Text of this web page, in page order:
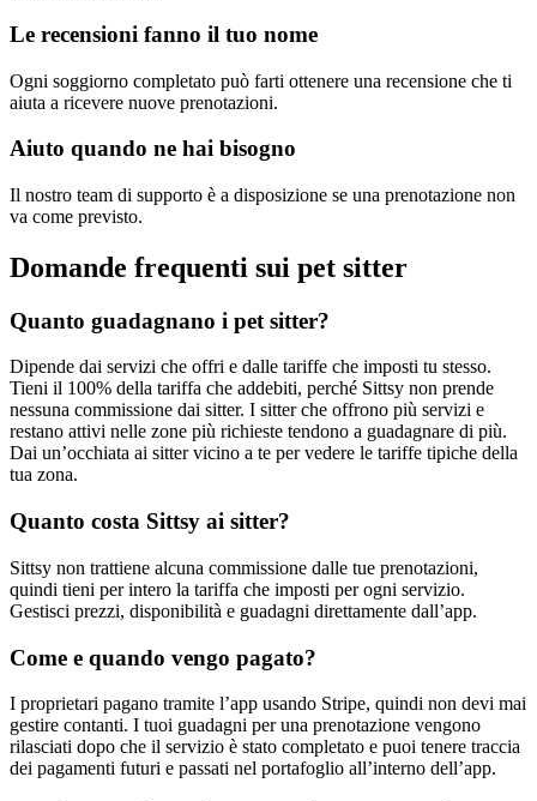
Le recensioni fanno il tuo nome
Ogni soggiorno completato può farti ottenere una recensione che ti
aiuta a ricevere nuove prenotazioni.
Aiuto quando ne hai bisogno
Il nostro team di supporto è a disposizione se una prenotazione non
va come previsto.
Domande frequenti sui pet sitter
Quanto guadagnano i pet sitter?
Dipende dai servizi che offri e dalle tariffe che imposti tu stesso.
Tieni il 100% della tariffa che addebiti, perché Sittsy non prende
nessuna commissione dai sitter. I sitter che offrono più servizi e
restano attivi nelle zone più richieste tendono a guadagnare di più.
Dai un’occhiata ai sitter vicino a te per vedere le tariffe tipiche della
tua zona.
Quanto costa Sittsy ai sitter?
Sittsy non trattiene alcuna commissione dalle tue prenotazioni,
quindi tieni per intero la tariffa che imposti per ogni servizio.
Gestisci prezzi, disponibilità e guadagni direttamente dall’app.
Come e quando vengo pagato?
I proprietari pagano tramite l’app usando Stripe, quindi non devi mai
gestire contanti. I tuoi guadagni per una prenotazione vengono
rilasciati dopo che il servizio è stato completato e puoi tenere traccia
dei pagamenti futuri e passati nel portafoglio all’interno dell’app.